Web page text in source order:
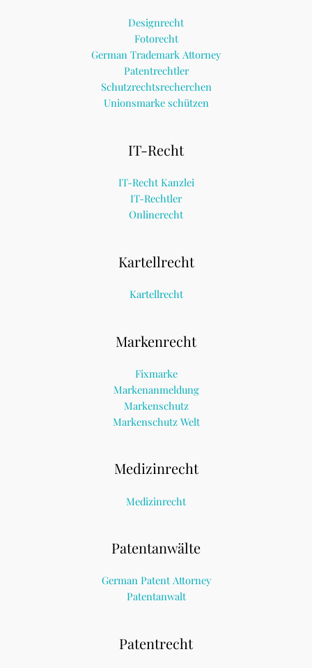
Designrecht
Fotorecht
German Trademark Attorney
Patentrechtler
Schutzrechtsrecherchen
Unionsmarke schützen
IT-Recht
IT-Recht Kanzlei
IT-Rechtler
Onlinerecht
Kartellrecht
Kartellrecht
Markenrecht
Fixmarke
Markenanmeldung
Markenschutz
Markenschutz Welt
Medizinrecht
Medizinrecht
Patentanwälte
German Patent Attorney
Patentanwalt
Patentrecht